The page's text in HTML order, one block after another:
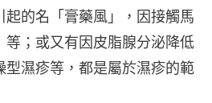
起的名「膏藥風」，因接觸馬
等；或又有因皮脂腺分泌降低
型濕疹等，都是屬於濕疹的範